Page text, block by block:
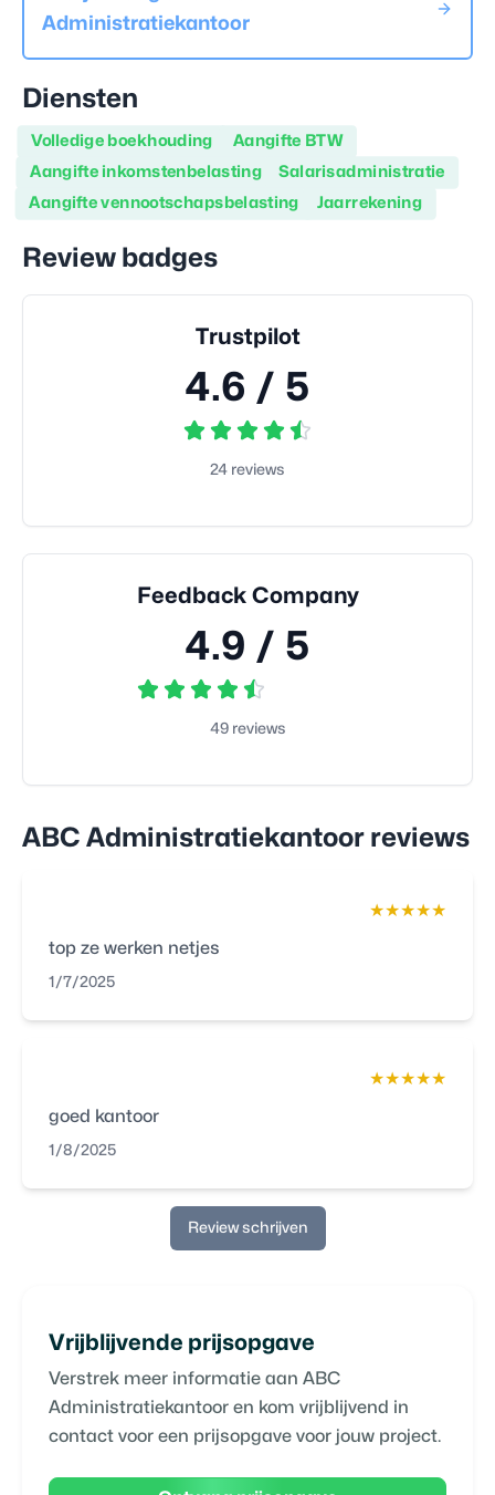
Administratiekantoor
Diensten
Volledige boekhouding Aangifte BTW
Aangifte inkomstenbelasting Salarisadministratie
Aangifte vennootschapsbelasting Jaarrekening
Review badges
Trustpilot
4.6 / 5
24 reviews
Feedback Company
4.9 / 5
49reviews
ABC Administratiekantoor reviews
★★★★★
top ze werken netjes
1/7/2025
★★★★★
goed kantoor
1/8/2025
Review schrijven
Vrijblijvende prijsopgave
Verstrek meer informatie aan ABC
Administratiekantoor en kom vrijblijvend in
contact voor een prijsopgave voor jouw project.